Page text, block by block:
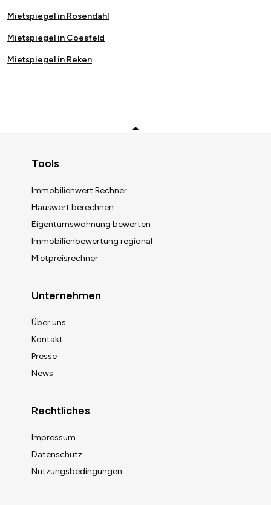
Mietspiegel in Rosendahl
Mietspiegel in Coesfeld
Mietspiegel in Reken
Tools
Immobilienwert Rechner
Hauswert berechnen
Eigentumswohnung bewerten
Immobilienbewertung regional
Mietpreisrechner
Unternehmen
Über uns
Kontakt
Presse
News
Rechtliches
Impressum
Datenschutz
Nutzungsbedingungen